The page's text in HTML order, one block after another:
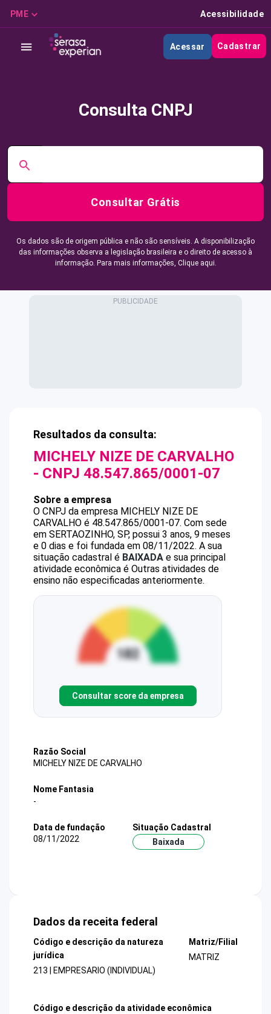
PME Acessibilidade
Acessar Cadastrar
Consulta CNPJ
Consultar Grátis
Os dados são de origem pública e não são sensíveis. A disponibilização
das informações observa a legislação brasileira e o direito de acesso à
informação. Para mais informações, Clique aqui.
Resultados da consulta:
MICHELY NIZE DE CARVALHO
- CNPJ 48.547.865/0001-07
Sobre a empresa
O CNPJ da empresa MICHELY NIZE DE
CARVALHO é 48.547.865/0001-07. Com sede
em SERTAOZINHO, SP, possui 3 anos, 9 meses
e 0 dias e foi fundada em 08/11/2022. A sua
situação cadastral é BAIXADA e sua principal
atividade econômica é Outras atividades de
ensino não especificadas anteriormente.
Consultar score da empresa
Razão Social
MICHELY NIZE DE CARVALHO
Nome Fantasia
-
Data de fundação
08/11/2022
Situação Cadastral
Baixada
Dados da receita federal
Código e descrição da natureza
jurídica
213 | EMPRESARIO (INDIVIDUAL)
Matriz/Filial
MATRIZ
Código e descrição da atividade econômica